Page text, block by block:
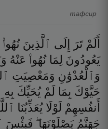
тафсир
أَلَمْ تَرَ إِلَى ٱلَّذِينَ نُهُوا۟
يَعُودُونَ لِمَا نُهُوا۟ عَنْهُ
وَٱلْعُدْوَٰنِ وَمَعْصِيَتِ
حَيَّوْكَ بِمَا لَمْ يُحَيِّكَ بِهِ
أَنفُسِهِمْ لَوْلَا يُعَذِّبُنَا
جَهَنَّمُ يَصْلَوْنَهَا ۖ فَبِئْسَ